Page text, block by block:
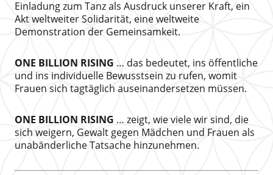
Einladung zum Tanz als Ausdruck unserer Kraft, ein
Akt weltweiter Solidarität, eine weltweite
Demonstration der Gemeinsamkeit.
ONE BILLION RISING … das bedeutet, ins öffentliche
und ins individuelle Bewusstsein zu rufen, womit
Frauen sich tagtäglich auseinandersetzen müssen.
ONE BILLION RISING … zeigt, wie viele wir sind, die
sich weigern, Gewalt gegen Mädchen und Frauen als
unabänderliche Tatsache hinzunehmen.